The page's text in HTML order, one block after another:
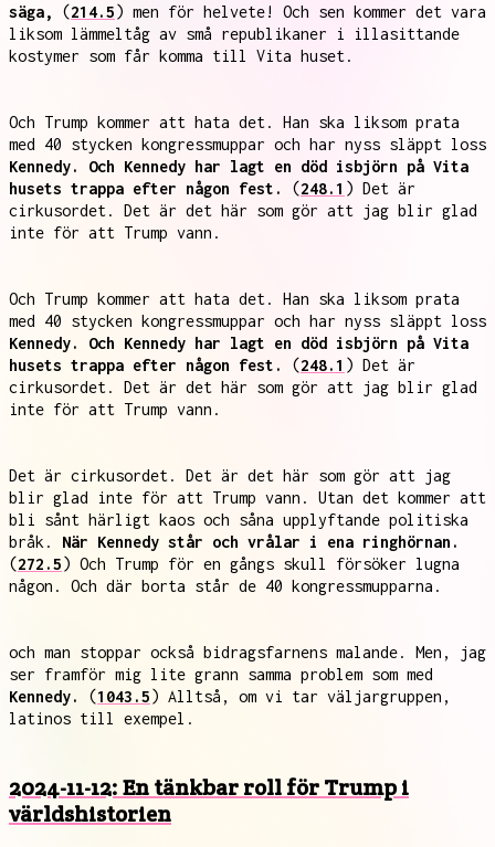
säga,
(214.5) men för helvete! Och sen kommer det vara
liksom lämmeltåg av små republikaner i illasittande
kostymer som får komma till Vita huset.
Och Trump kommer att hata det. Han ska liksom prata
med 40 stycken kongressmuppar och har nyss släppt loss
Kennedy. Och Kennedy har lagt en död isbjörn på Vita
husets trappa efter någon fest.
(248.1 ) Det är
cirkusordet. Det är det här som gör att jag blir glad
inte för att Trump vann.
Och Trump kommer att hata det. Han ska liksom prata
med 40 stycken kongressmuppar och har nyss släppt loss
Kennedy. Och Kennedy har lagt en död isbjörn på Vita
husets trappa efter någon fest.
(248.1 ) Det är
cirkusordet. Det är det här som gör att jag blir glad
inte för att Trump vann.
Det är cirkusordet. Det är det här som gör att jag
blir glad inte för att Trump vann. Utan det kommer att
bli sånt härligt kaos och såna upplyftande politiska
bråk. När Kennedy står och vrålar i ena ringhörnan.
(272.5) Och Trump för en gångs skull försöker lugna
någon. Och där borta står de 40 kongressmupparna.
och man stoppar också bidragsfarnens malande. Men, jag
ser framför mig lite grann samma problem som med
Kennedy.
(1043.5) Alltså, om vi tar väljargruppen,
latinos till exempel.
2024-11-12: En tänkbar roll för Trump i
världshistorien